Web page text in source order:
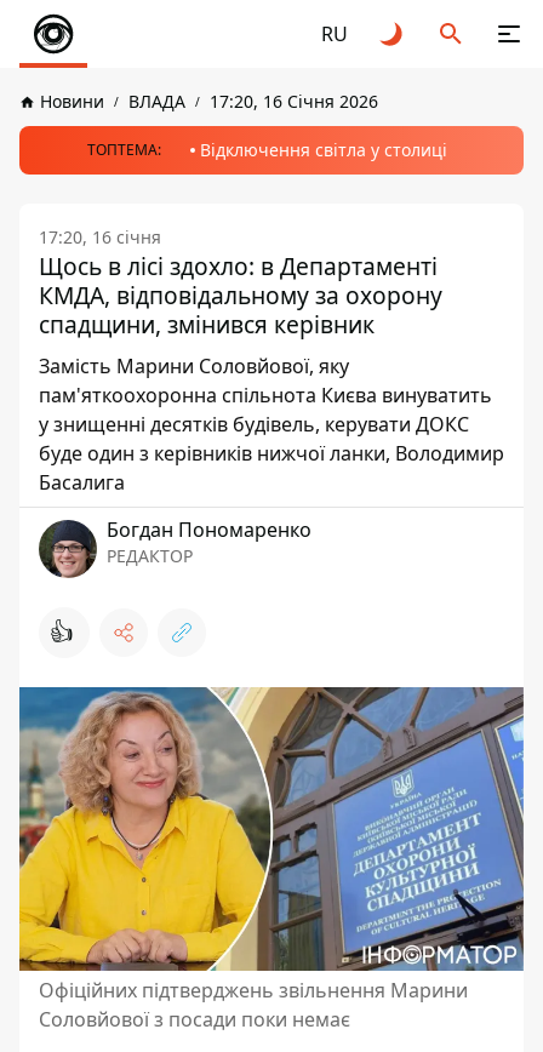
RU
Новини ВЛАДА 17:20, 16 Січня 2026
ТОПТЕМА: Відключення світла у столиці
17:20, 16 січня
Щось в лісі здохло: в Департаменті
КМДА, відповідальному за охорону
спадщини, змінився керівник
Замість Марини Соловйової, яку
пам'яткоохоронна спільнота Києва винуватить
у знищенні десятків будівель, керувати ДОКС
буде один з керівників нижчої ланки, Володимир
Басалига
Богдан Пономаренко
РЕДАКТОР
👍
Офіційних підтверджень звільнення Марини
Соловйової з посади поки немає